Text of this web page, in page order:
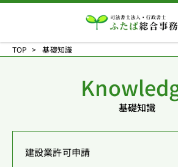
TOP 基礎知識
基礎知識
建設業許可申請